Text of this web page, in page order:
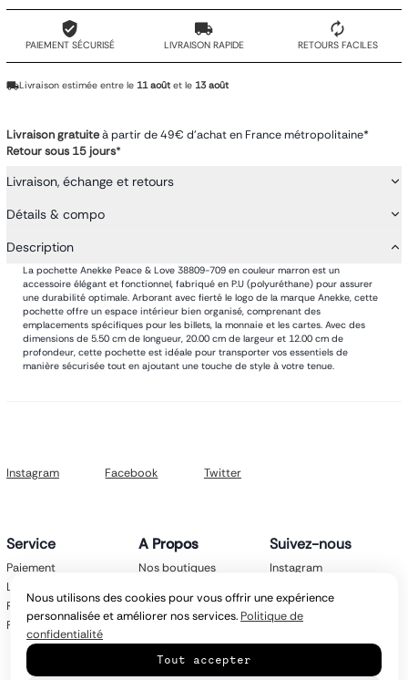
PAIEMENT SÉCURISÉ LIVRAISON RAPIDE RETOURS FACILES
Livraison estimée entre le 11 août et le 13 août
Livraison gratuiteà partir de 49€ d'achat en France métropolitaine*
Retour sous 15 jours*
Livraison, échange et retours
Détails & compo
Description
La pochette Anekke Peace & Love 38809-709 en couleur marron est un
accessoire élégant et fonctionnel, fabriqué en P.U (polyuréthane) pour assurer
une durabilité optimale. Arborant avec fierté le logo de la marque Anekke, cette
pochette offre un espace intérieur bien organisé, comprenant des
emplacements spécifiques pour les billets, la monnaie et les cartes. Avec des
dimensions de 5.50 cm de longueur, 20.00 cm de largeur et 12.00 cm de
profondeur, cette pochette est idéale pour transporter vos essentiels de
manière sécurisée tout en ajoutant une touche de style à votre tenue.
Instagram Facebook Twitter
Service
Paiement
Livraison
Retours
FAQ
A Propos
Nos boutiques
Mentions légales
CGV
Politique de
confidentialité
Suivez-nous
Instagram
Twitter
Nous utilisons des cookies pour vous offrir une expérience
personnalisée et améliorer nos services. Politique de
confidentialité
Tout accepter